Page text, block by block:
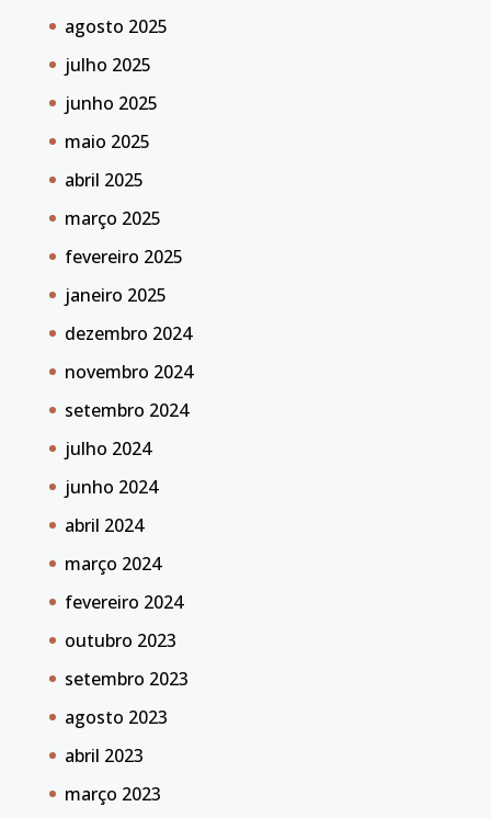
agosto 2025
julho 2025
junho 2025
maio 2025
abril 2025
março 2025
fevereiro 2025
janeiro 2025
dezembro 2024
novembro 2024
setembro 2024
julho 2024
junho 2024
abril 2024
março 2024
fevereiro 2024
outubro 2023
setembro 2023
agosto 2023
abril 2023
março 2023